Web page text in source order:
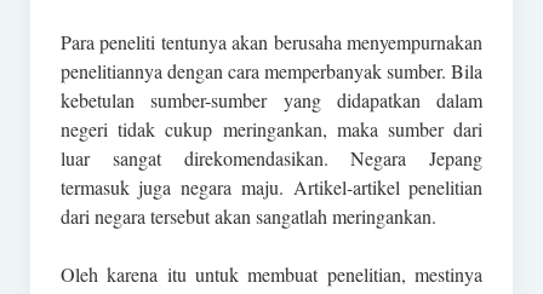
Para peneliti tentunya akan berusaha menyempurnakan
penelitiannya dengan cara memperbanyak sumber. Bila
kebetulan sumber-sumber yang didapatkan dalam
negeri tidak cukup meringankan, maka sumber dari
luar sangat direkomendasikan. Negara Jepang
termasuk juga negara maju. Artikel-artikel penelitian
dari negara tersebut akan sangatlah meringankan.
Oleh karena itu untuk membuat penelitian, mestinya